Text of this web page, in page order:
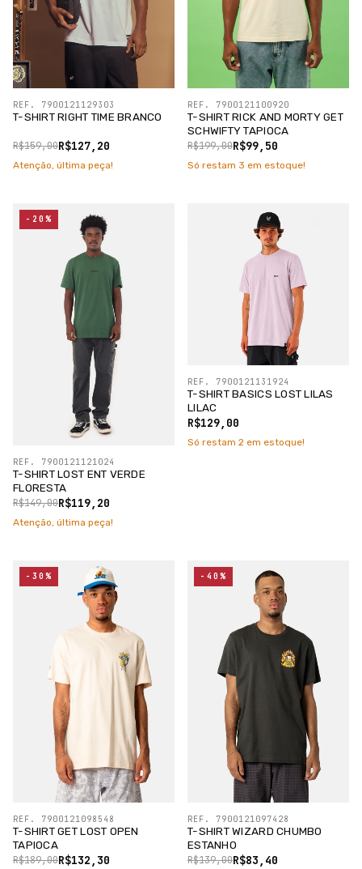
T-SHIRT RIGHT TIME BRANCO
R$127,20
R$159,00
REF. 7900121129303
Atenção, última peça!
T-SHIRT RICK AND MORTY GET
SCHWIFTY TAPIOCA
R$99,50
R$199,00
REF. 7900121100920
Só restam 3 em estoque!
T-SHIRT LOST ENT VERDE
FLORESTA
R$119,20
R$149,00
REF. 7900121121024
-20%
Atenção, última peça!
T-SHIRT BASICS LOST LILAS
LILAC
R$129,00
REF. 7900121131924
Só restam 2 em estoque!
T-SHIRT GET LOST OPEN
TAPIOCA
R$132,30
R$189,00
REF. 7900121098548
-30%
T-SHIRT WIZARD CHUMBO
ESTANHO
R$83,40
R$139,00
REF. 7900121097428
-40%